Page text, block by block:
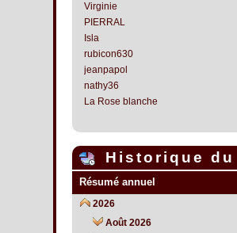
Virginie
PIERRAL
Isla
rubicon630
jeanpapol
nathy36
La Rose blanche
Historique
Résumé annuel
2026
Août 2026